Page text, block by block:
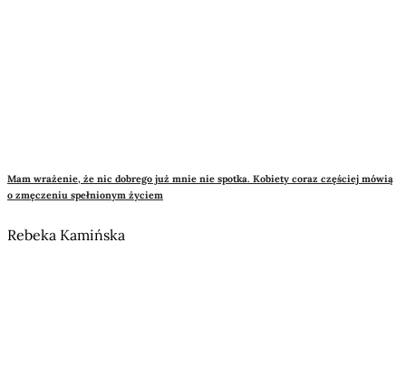
Mam wrażenie, że nic dobrego już mnie nie spotka. Kobiety coraz częściej mówią
o zmęczeniu spełnionym życiem
Rebeka Kamińska